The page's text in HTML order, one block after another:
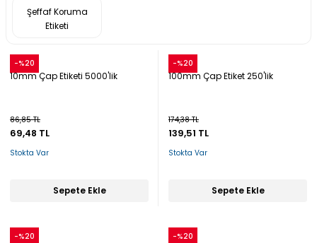
Şeffaf Koruma
Etiketi
-%20
Snow
10mm Çap Etiketi 5000'lik
86,85 TL
69,48 TL
Stokta Var
Sepete Ekle
-%20
Snow
100mm Çap Etiket 250'lik
174,38 TL
139,51 TL
Stokta Var
Sepete Ekle
-%20
Snow -%20
Snow